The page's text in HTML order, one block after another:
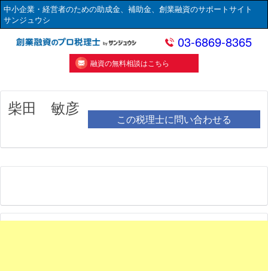
中小企業・経営者のための助成金、補助金、創業融資のサポートサイト
サンジュウシ
03-6869-8365
融資の無料相談はこちら
柴田 敏彦
この税理士に問い合わせる